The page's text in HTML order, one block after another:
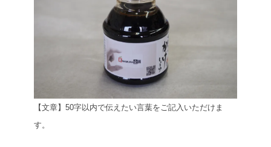
【文章】50字以内で伝えたい言葉をご記入いただけま
す。